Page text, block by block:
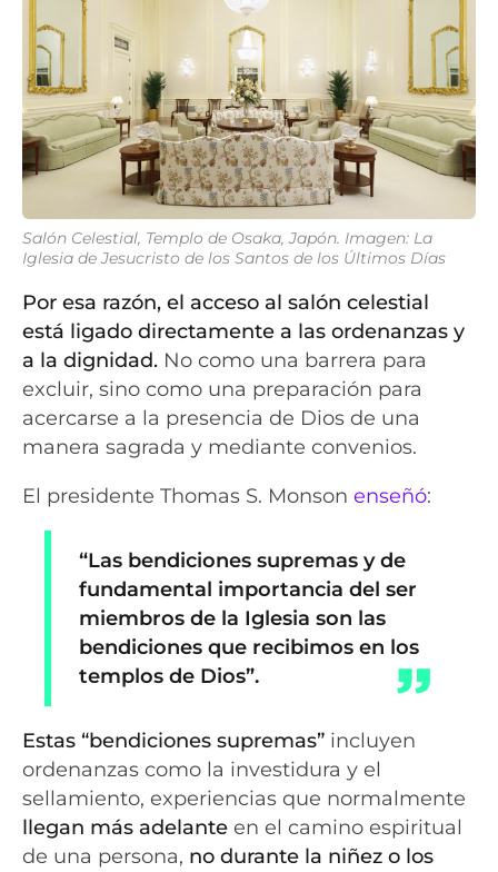
Salón Celestial, Templo de Osaka, Japón. Imagen: La
Iglesia de Jesucristo de los Santos de los Últimos Días
Por esa razón, el acceso al salón celestial
está ligado directamente a las ordenanzas y
a la dignidad. No como una barrera para
excluir, sino como una preparación para
acercarse a la presencia de Dios de una
manera sagrada y mediante convenios.
El presidente Thomas S. Monson enseñó:
“Las bendiciones supremas y de
fundamental importancia del ser
miembros de la Iglesia son las
bendiciones que recibimos en los
templos de Dios”.
Estas “bendiciones supremas” incluyen
ordenanzas como la investidura y el
sellamiento, experiencias que normalmente
llegan más adelante en el camino espiritual
de una persona, no durante la niñez o los